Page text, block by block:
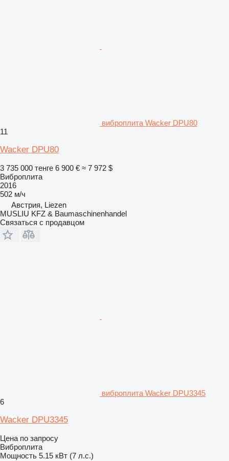
виброплита Wacker DPU80
11
Wacker DPU80
3 735 000 тенге 6 900 € ≈ 7 972 $
Виброплита
2016
502 м/ч
Австрия, Liezen
MUSLIU KFZ & Baumaschinenhandel
Связаться с продавцом
виброплита Wacker DPU3345
6
Wacker DPU3345
Цена по запросу
Виброплита
Мощность 5.15 кВт (7 л.с.)